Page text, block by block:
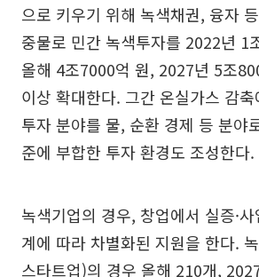
으로 키우기 위해 녹색채권, 융자
중물로 민간 녹색투자를 2022년 1
올해 4조7000억 원, 2027년 5조
이상 확대한다. 그간 온실가스 감
투자 분야를 물, 순환 경제 등 분야
준에 부합한 투자 환경도 조성한다.
녹색기업의 경우, 창업에서 실증·
계에 따라 차별화된 지원을 한다.
스타트업)의 경우 올해 210개,